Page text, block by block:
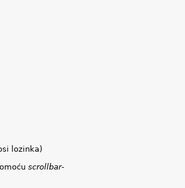
lozinka)
scrollbar-